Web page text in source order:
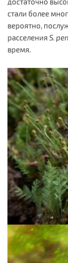
стали более
вероятно,
расселения S.
время.